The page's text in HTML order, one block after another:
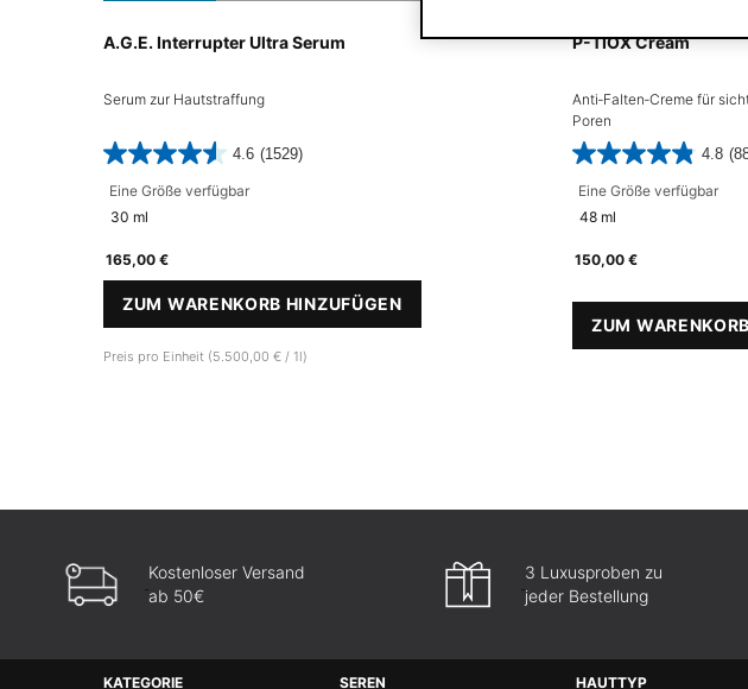
A.G.E. Interrupter Ultra Serum
Serum zur Hautstraffung
4.6 (1529)
Eine Größe verfügbar
30 ml
165,00 €
ZUM WARENKORB HINZUFÜGEN
A.G.E. INTERRUPTER ULTRA SERUM
Preis pro Einheit (5.500,00 € / 1l)
P-TIOX Cream
Anti‑Falten‑Creme für
Poren
4.8
Eine Größe verfügbar
48 ml
150,00 €
ZUM
Kostenloser Versand
ab 50€
3 Luxusproben zu
jeder Bestellung
Fußzeilennavigation
KATEGORIE
SEREN
HAUTTYP